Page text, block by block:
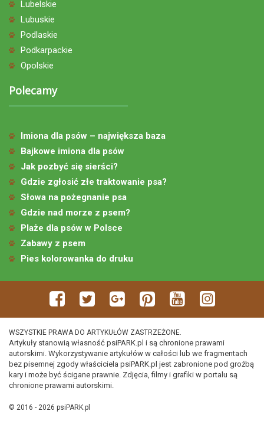
Lubelskie
Lubuskie
Podlaskie
Podkarpackie
Opolskie
Polecamy
Imiona dla psów – największa baza
Bajkowe imiona dla psów
Jak pozbyć się sierści?
Gdzie zgłosić złe traktowanie psa?
Słowa na pożegnanie psa
Gdzie nad morze z psem?
Plaże dla psów w Polsce
Zabawy z psem
Pies kolorowanka do druku
WSZYSTKIE PRAWA DO ARTYKUŁÓW ZASTRZEŻONE.
Artykuły stanowią własność psiPARK.pl i są chronione prawami
autorskimi. Wykorzystywanie artykułów w całości lub we fragmentach
bez pisemnej zgody właściciela psiPARK.pl jest zabronione pod groźbą
kary i może być ścigane prawnie. Zdjęcia, filmy i grafiki w portalu są
chronione prawami autorskimi.
© 2016 - 2026 psiPARK.pl